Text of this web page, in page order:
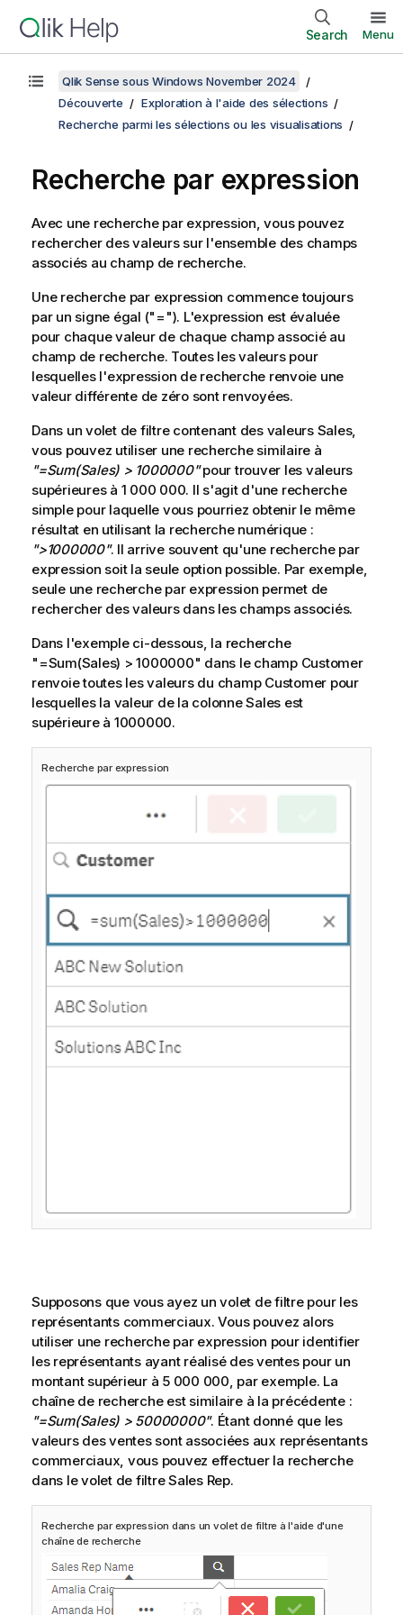
Search Menu
Qlik Sense sous Windows November 2024
Découverte
Exploration à l'aide des sélections
Recherche parmi les sélections ou les visualisations
Recherche par expression
Avec une recherche par expression, vous pouvez
rechercher des valeurs sur l'ensemble des champs
associés au champ de recherche.
Une recherche par expression commence toujours
par un signe égal ("="). L'expression est évaluée
pour chaque valeur de chaque champ associé au
champ de recherche. Toutes les valeurs pour
lesquelles l'expression de recherche renvoie une
valeur différente de zéro sont renvoyées.
Dans un volet de filtre contenant des valeurs Sales,
vous pouvez utiliser une recherche similaire à
"=Sum(Sales) > 1000000"pour trouver les valeurs
supérieures à 1 000 000. Il s'agit d'une recherche
simple pour laquelle vous pourriez obtenir le même
résultat en utilisant la recherche numérique :
">1000000". Il arrive souvent qu'une recherche par
expression soit la seule option possible. Par exemple,
seule une recherche par expression permet de
rechercher des valeurs dans les champs associés.
Dans l'exemple ci-dessous, la recherche
"=Sum(Sales) > 1000000" dans le champ Customer
renvoie toutes les valeurs du champ Customer pour
lesquelles la valeur de la colonneSales est
supérieure à 1000000.
Recherche par expression
Supposons que vous ayez un volet de filtre pour les
représentants commerciaux. Vous pouvez alors
utiliser une recherche par expression pour identifier
les représentants ayant réalisé des ventes pour un
montant supérieur à 5 000 000, par exemple. La
chaîne de recherche est similaire à la précédente :
"=Sum(Sales) > 50000000". Étant donné que les
valeurs des ventes sont associées aux représentants
commerciaux, vous pouvez effectuer la recherche
dans le volet de filtreSales Rep.
Recherche par expression dans un volet de filtre à l'aide d'une
chaîne de recherche